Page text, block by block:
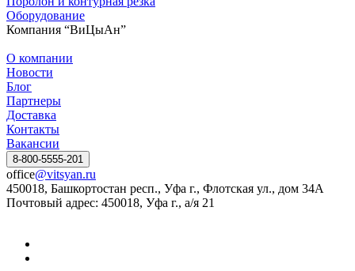
Оборудование
Компания “ВиЦыАн”
О компании
Новости
Блог
Партнеры
Доставка
Контакты
Вакансии
8-800-5555-201
office@vitsyan.ru
450018, Башкортостан респ., Уфа г., Флотская ул., дом 34А
Почтовый адрес: 450018, Уфа г., а/я 21